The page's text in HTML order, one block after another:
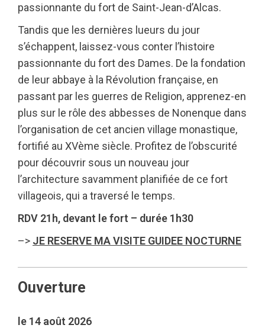
passionnante du fort de Saint-Jean-d’Alcas.
Tandis que les dernières lueurs du jour
s’échappent, laissez-vous conter l’histoire
passionnante du fort des Dames. De la fondation
de leur abbaye à la Révolution française, en
passant par les guerres de Religion, apprenez-en
plus sur le rôle des abbesses de Nonenque dans
l’organisation de cet ancien village monastique,
fortifié au XVème siècle. Profitez de l’obscurité
pour découvrir sous un nouveau jour
l’architecture savamment planifiée de ce fort
villageois, qui a traversé le temps.
RDV 21h, devant le fort – durée 1h30
–> JE RESERVE MA VISITE GUIDEE NOCTURNE
Ouverture
le 14 août 2026